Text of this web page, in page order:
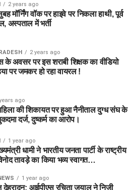
2 years ago
मॉर्निंग वॉक पर हाइवे पर निकला हाथी, पूर्व
अस्पताल में भर्ती
2 years ago
के अवसर पर इस शराबी शिक्षक का वीडियो
पर जमकर हो रहा वायरल !
ago
की शिकायत पर हुआ नैनीताल दुग्ध संघ के
दर्ज, दुष्कर्म का आरोप।
1 year ago
धामी ने भारतीय जनता पार्टी के राष्ट्रीय
तावड़े का किया भव्य स्वागत…
1 year ago
देहरादून: आईपीएस रचिता जुयाल ने निजी